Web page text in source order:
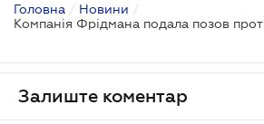
Головна / Новини /
Залиште коментар